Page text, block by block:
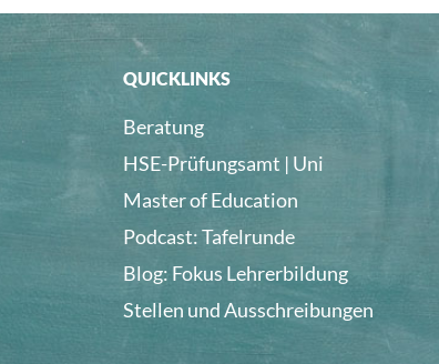
QUICKLINKS
Beratung
HSE-Prüfungsamt | Uni
Master of Education
Podcast: Tafelrunde
Blog: Fokus Lehrerbildung
Stellen und Ausschreibungen